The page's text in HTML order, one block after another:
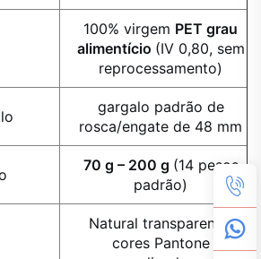
100% virgem PET grau
alimentício (IV 0,80, sem
reprocessamento)
gargalo padrão de
rosca/engate de 48 mm
70 g – 200 g (14 pesos
padrão)
Natural transparente;
cores Pantone